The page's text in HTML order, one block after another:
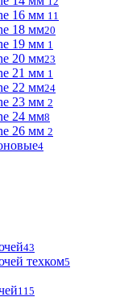
16 мм 11
18 мм20
19 мм 1
20 мм23
21 мм 1
22 мм24
23 мм 2
24 мм8
26 мм 2
4
43
техком5
115